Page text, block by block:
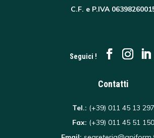
C.F. e P.IVA
Seguici !
Contatti
Tel.: (+39) 011 45 13 297
Fax: (+39) 011 45 51 150